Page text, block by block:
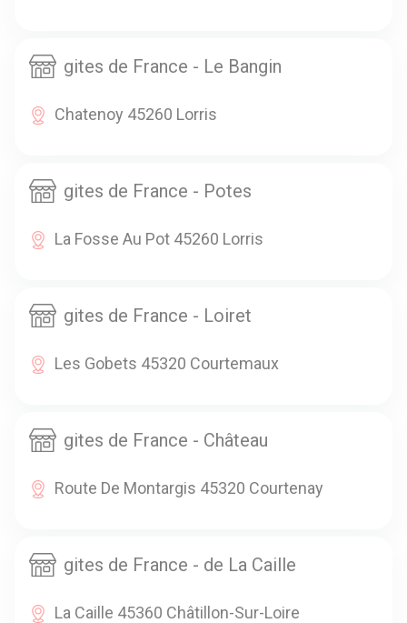
gites de France - Le Bangin
Chatenoy 45260 Lorris
gites de France - Potes
La Fosse Au Pot 45260 Lorris
gites de France - Loiret
Les Gobets 45320 Courtemaux
gites de France - Château
Route De Montargis 45320 Courtenay
gites de France - de La Caille
La Caille 45360 Châtillon-Sur-Loire